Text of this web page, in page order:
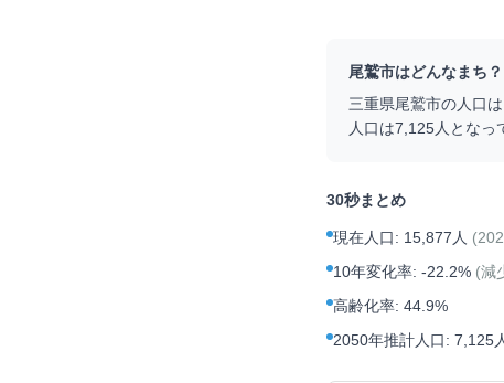
尾鷲市はどんなまち？
三重県尾鷲市の人口は
人口は7,125人となっ
30秒まとめ
現在人口: 15,877人 (
10年変化率: -22.2% (減
高齢化率: 44.9%
2050年推計人口: 7,125